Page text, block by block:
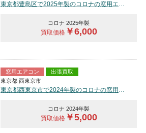
東京都豊島区で2025年製のコロナの窓用エアコン【中古品】を買取しました。
コロナ 2025年製
買取価格￥6,000
窓用エアコン
出張買取
東京都 西東京市
東京都西東京市で2024年製のコロナの窓用エアコン【中古品】を買取しました。
コロナ 2024年製
買取価格￥5,000